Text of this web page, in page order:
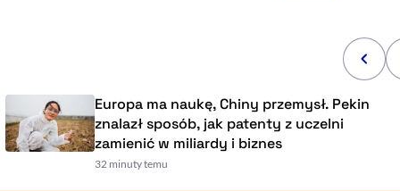
Powiększenie kursora
Europa ma naukę, Chiny przemysł. Pekin
znalazł sposób, jak patenty z uczelni
zamienić w miliardy i biznes
32 minuty temu